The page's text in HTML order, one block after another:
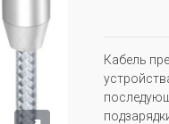
Кабель